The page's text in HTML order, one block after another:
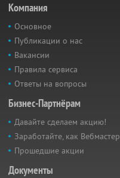
Компания
Основное
Публикации о нас
Вакансии
Правила сервиса
Ответы на вопросы
Бизнес-Партнёрам
Давайте сделаем акцию!
Заработайте, как Вебмастер
Прошедшие акции
Документы